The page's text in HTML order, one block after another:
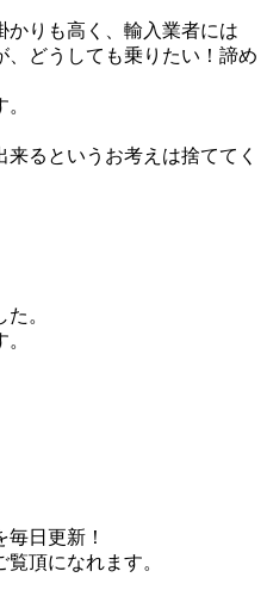
かりも高く、輸入業者には
どうしても乗りたい！諦め
るというお考えは捨ててく
。
日更新！
頂になれます。